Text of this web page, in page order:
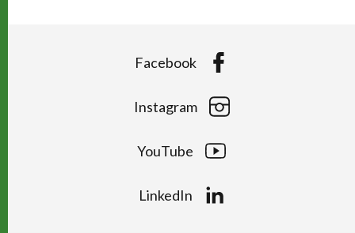
Facebook
Instagram
YouTube
LinkedIn